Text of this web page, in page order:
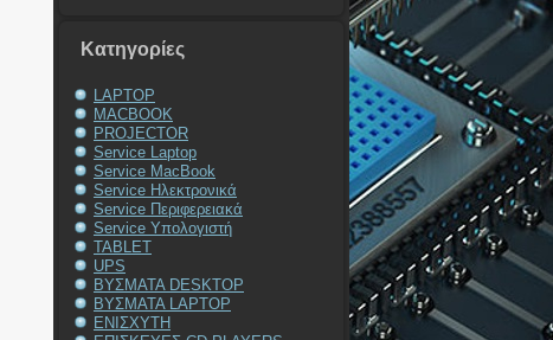
Kατηγορίες
LAPTOP
MACBOOK
PROJECTOR
Service Laptop
Service MacBook
Service Ηλεκτρονικά
Service Περιφερειακά
Service Υπολογιστή
TABLET
UPS
ΒΥΣΜΑΤΑ DESKTOP
ΒΥΣΜΑΤΑ LAPTOP
ΕΝΙΣΧΥΤΗ